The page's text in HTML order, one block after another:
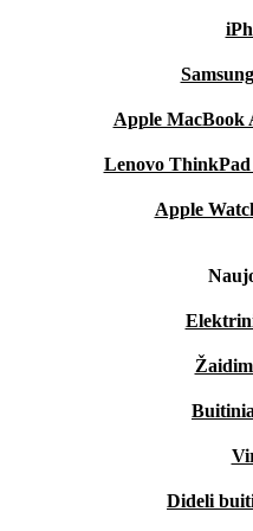
Apple MacBook
Lenovo ThinkPad
Apple
Dideli